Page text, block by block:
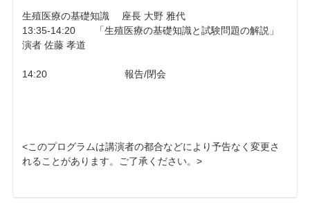
生殖医療の基礎知識 座長 大野 雅代
13:35-14:20 「生殖医療の基礎知識と試験問題の解説」
演者 佐藤 孝道
14:20 報告/閉会
<このプログラムは講演者の都合などにより予告なく変更さ
れることがあります。ご了承ください。>